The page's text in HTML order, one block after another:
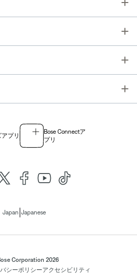
プリ
Bose Connectア
プリ
Japan Japanese
Corporation 2026
シーポリシーアクセシビリティ